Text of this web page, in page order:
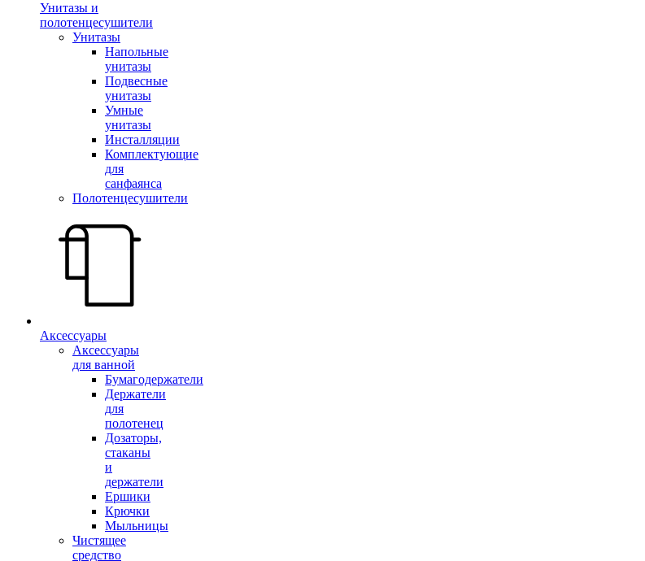
Унитазы и
полотенцесушители
Унитазы
Напольные
унитазы
Подвесные
унитазы
Умные
унитазы
Инсталляции
Комплектующие
для
санфаянса
Полотенцесушители
Аксессуары
Аксессуары
для ванной
Бумагодержатели
Держатели
для
полотенец
Дозаторы,
стаканы
и
держатели
Ершики
Крючки
Мыльницы
Чистящее
средство